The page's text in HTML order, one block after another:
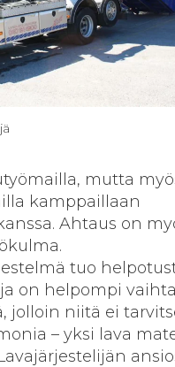
mutta
kamppaillaan
Ahtaus on
tuo
on helpompi
jolloin niitä ei
– yksi lava